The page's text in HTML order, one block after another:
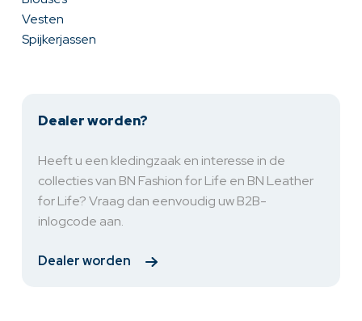
Vesten
Spijkerjassen
Dealer worden?
Heeft u een kledingzaak en interesse in de
collecties van BN Fashion for Life en BN Leather
for Life? Vraag dan eenvoudig uw B2B-
inlogcode aan.
Dealer worden